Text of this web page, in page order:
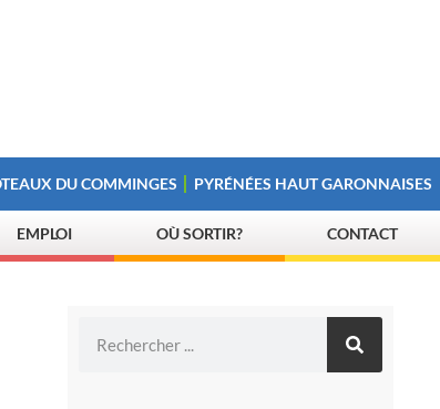
DU COMMINGES PYRÉNÉES HAUT GARONNAISES
EMPLOI OÙ SORTIR? CONTACT